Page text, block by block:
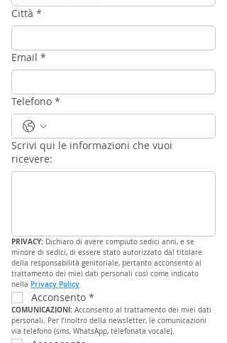
Città *
Email *
Telefono *
Scrivi qui le informazioni che vuoi
ricevere:
PRIVACY: Dichiaro di avere compiuto sedici anni, e se
minore di sedici, di essere stato autorizzato dal titolare
della responsabilità genitoriale, pertanto acconsento al
trattamento dei miei dati personali così come indicato
nella Privacy Policy.
Acconsento *
COMUNICAZIONI: Acconsento al trattamento dei miei dati
personali. Per l’inoltro della newsletter, le comunicazioni
via telefono (sms, WhatsApp, telefonata vocale).